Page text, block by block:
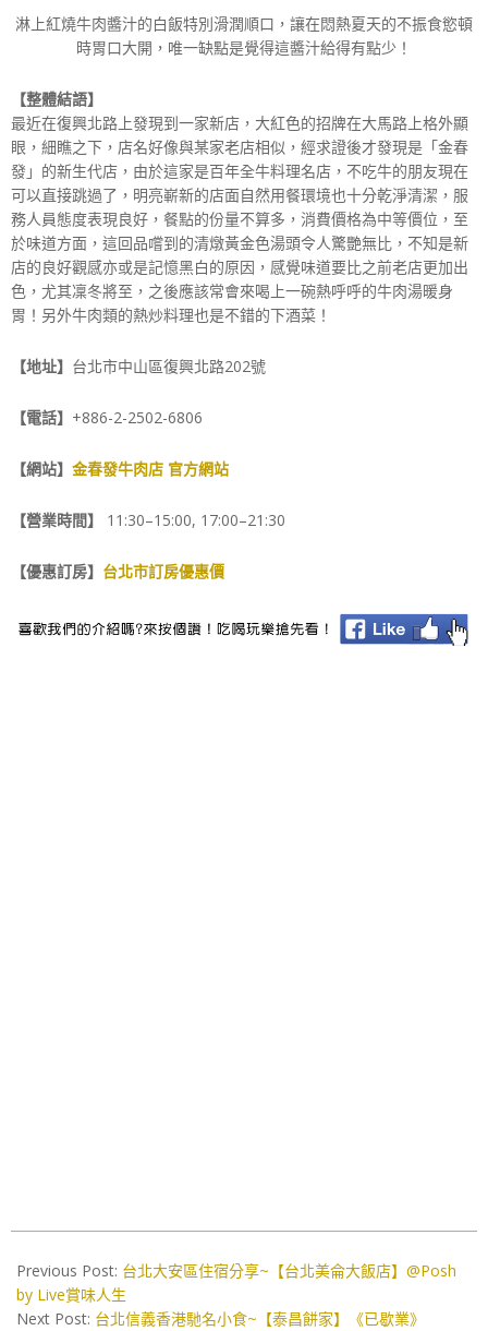
淋上紅燒牛肉醬汁的白飯特別滑潤順口，讓在悶熱夏天的不振食慾頓
時胃口大開，唯一缺點是覺得這醬汁給得有點少！
【整體結語】
最近在復興北路上發現到一家新店，大紅色的招牌在大馬路上格外顯
眼，細瞧之下，店名好像與某家老店相似，經求證後才發現是「金春
發」的新生代店，由於這家是百年全牛料理名店，不吃牛的朋友現在
可以直接跳過了，明亮嶄新的店面自然用餐環境也十分乾淨清潔，服
務人員態度表現良好，餐點的份量不算多，消費價格為中等價位，至
於味道方面，這回品嚐到的清燉黃金色湯頭令人驚艷無比，不知是新
店的良好觀感亦或是記憶黑白的原因，感覺味道要比之前老店更加出
色，尤其凜冬將至，之後應該常會來喝上一碗熱呼呼的牛肉湯暖身
胃！另外牛肉類的熱炒料理也是不錯的下酒菜！
【地址】 台北市中山區復興北路202號
【電話】 +886-2-2502-6806
【網站】 金春發牛肉店 官方網站
【營業時間】 11:30–15:00, 17:00–21:30
【優惠訂房】 台北市訂房優惠價
10-
15
Previous Post: 台北大安區住宿分享~【台北美侖大飯店】@Posh
by Live賞味人生
Next Post: 台北信義香港馳名小食~【泰昌餅家】《已歇業》